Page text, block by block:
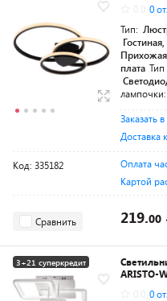
0
Тип:
Прихожая
плата
лампочки:
Заказать
Доставка
Код: 335182 Оплата
Картой
Сравнить 219.00
3+21 суперкредит
Разумная цена
ARISTO-
0